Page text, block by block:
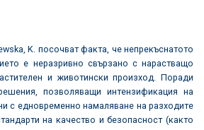
K. посочват факта, че непрекъснатото
е неразривно свързано с нарастващо
и животински произход. Поради
позволяващи интензификация на
с едновременно намаляване на разходите
на качество и безопасност (както